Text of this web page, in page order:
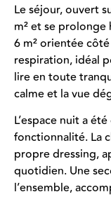
Le séjour, ouvert
m² et se
6 m² orientée
respiration, idéal
lire en toute
calme et la vue
L’espace nuit a
fonctionnalité. La
propre dressing,
quotidien. Une
l’ensemble,